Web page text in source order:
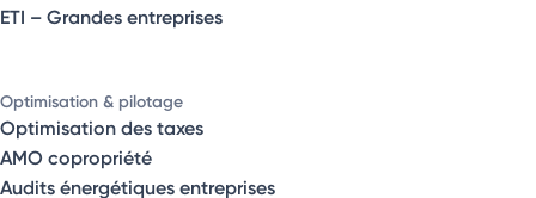
ETI – Grandes entreprises
Optimisation & pilotage
Optimisation des taxes
AMO copropriété
Audits énergétiques entreprises